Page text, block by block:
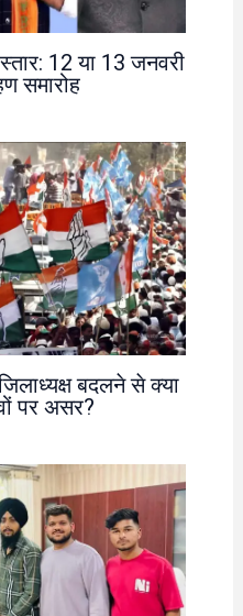
12 या 13 जनवरी
समारोह
बदलने से क्या
पर असर?